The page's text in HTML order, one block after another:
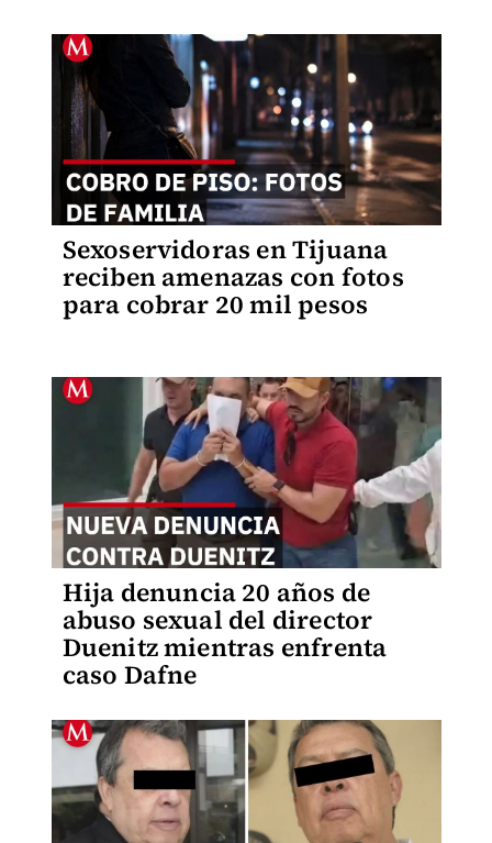
Sexoservidoras en Tijuana
reciben amenazas con fotos
para cobrar 20 mil pesos
Hija denuncia 20 años de
abuso sexual del director
Duenitz mientras enfrenta
caso Dafne